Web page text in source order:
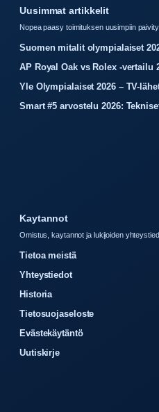
Uusimmat artikkelit
Nopea paasy toimituksen uusimpiin
Suomen mitalit olympialaiset
AP Royal Oak vs Rolex -vertailu
Yle Olympialaiset 2026 – TV-
Smart #5 arvostelu 2026:
Kaytannot
Omistus, kaytannot ja lukijoiden
Tietoa meistä
Yhteystiedot
Historia
Tietosuojaseloste
Evästekäytäntö
Uutiskirje